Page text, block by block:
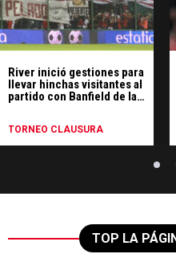
River inició gestiones para
llevar hinchas visitantes al
partido con Banfield de la
TORNEO CLAUSURA
TOP LA